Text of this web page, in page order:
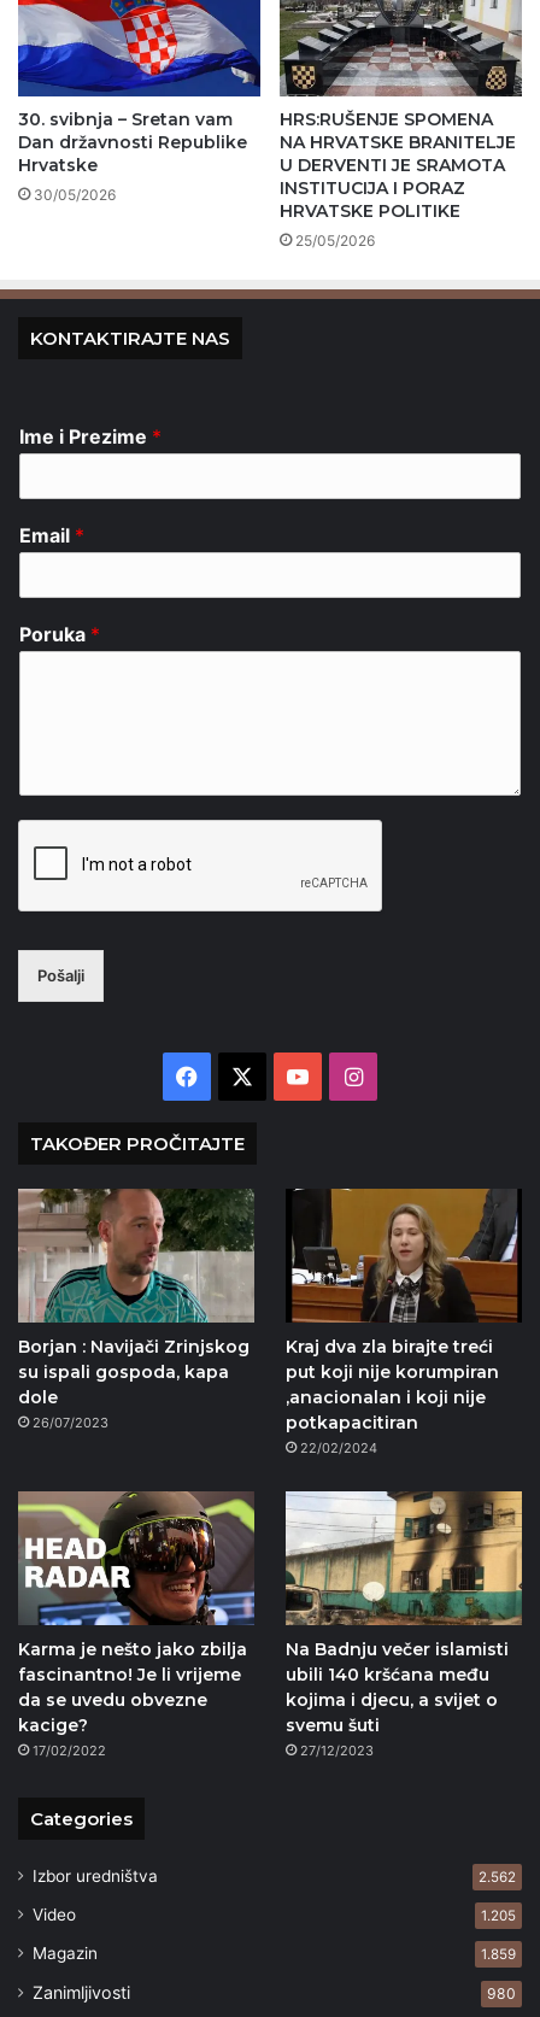
30. svibnja – Sretan vam
Dan državnosti Republike
Hrvatske
30/05/2026
HRS:RUŠENJE SPOMENA
NA HRVATSKE BRANITELJE
U DERVENTI JE SRAMOTA
INSTITUCIJA I PORAZ
HRVATSKE POLITIKE
25/05/2026
KONTAKTIRAJTE NAS
Ime i Prezime *
Email *
Poruka *
Pošalji
Facebook YouTubeInstagram
TAKOĐER PROČITAJTE
Borjan : Navijači Zrinjskog
su ispali gospoda, kapa
dole
26/07/2023
Kraj dva zla birajte treći
put koji nije korumpiran
,anacionalan i koji nije
potkapacitiran
22/02/2024
Karma je nešto jako zbilja
fascinantno! Je li vrijeme
da se uvedu obvezne
kacige?
17/02/2022
Na Badnju večer islamisti
ubili 140 kršćana među
kojima i djecu, a svijet o
svemu šuti
27/12/2023
Categories
Izbor uredništva 2.562
Video 1.205
Magazin 1.859
Zanimljivosti 980